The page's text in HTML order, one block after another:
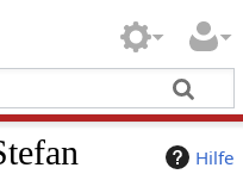
Hilfe